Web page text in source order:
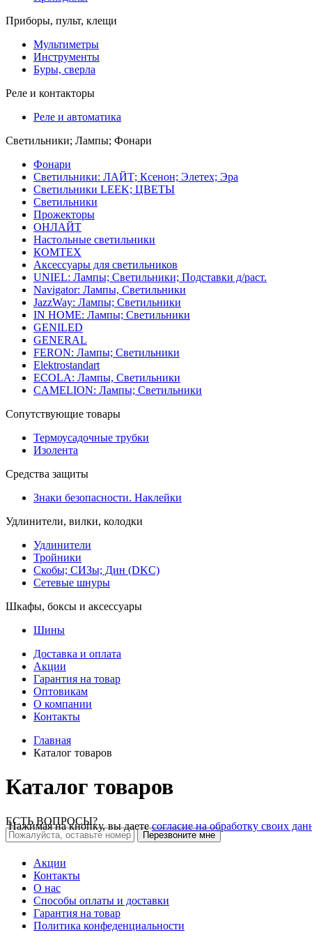
Приборы, пульт, клещи
Мультиметры
Инструменты
Буры, сверла
Реле и контакторы
Реле и автоматика
Светильники; Лампы; Фонари
Фонари
Светильники: ЛАЙТ; Ксенон; Элетех; Эра
Светильники LEEK; ЦВЕТЫ
Светильники
Прожекторы
ОНЛАЙТ
Настольные светильники
КОМТЕХ
Аксессуары для светильников
UNIEL: Лампы; Светильники; Подставки д/раст.
Navigator: Лампы, Светильники
JazzWay: Лампы; Светильники
IN HOME: Лампы; Светильники
GENILED
GENERAL
FERON: Лампы; Светильники
Elektrostandart
ECOLA: Лампы, Светильники
CAMELION: Лампы; Светильники
Сопутствующие товары
Термоусадочные трубки
Изолента
Средства защиты
Знаки безопасности. Наклейки
Удлинители, вилки, колодки
Удлинители
Тройники
Скобы; СИЗы; Дин (DKC)
Сетевые шнуры
Шкафы, боксы и аксессуары
Шины
Доставка и оплата
Акции
Гарантия на товар
Оптовикам
О компании
Контакты
Главная
Каталог товаров
Каталог товаров
ЕСТЬ ВОПРОСЫ?
Перезвоните мне
Нажимая на кнопку, вы даетесогласие на обработку своих
Акции
Контакты
О нас
Способы оплаты и доставки
Гарантия на товар
Политика конфеденциальности